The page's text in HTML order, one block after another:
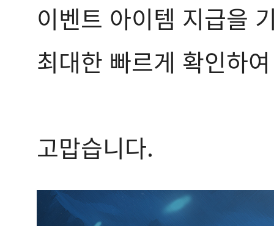
이벤트 아이템 지급을
최대한 빠르게 확인하
고맙습니다.